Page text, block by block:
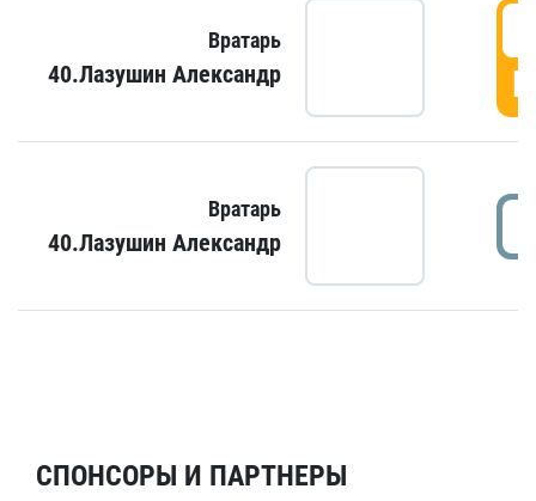
Вратарь
40.Лазушин Александр
Вратарь
40.Лазушин Александр
СПОНСОРЫ И ПАРТНЕРЫ